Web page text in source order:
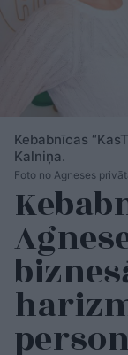
Kebabnīcas
Kalniņa.
Foto no Agneses